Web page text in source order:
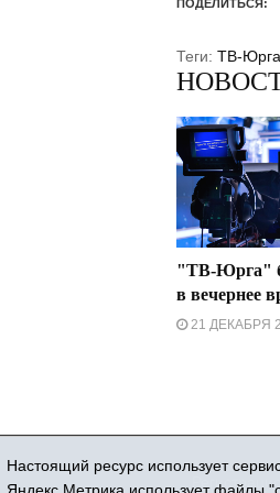
ПОДЕЛИТЬСЯ:
Теги: ТВ-Юрга
"ТВ-Юрга"
в вечернее
21 ДЕКАБРЯ
Настоящий ресурс использует